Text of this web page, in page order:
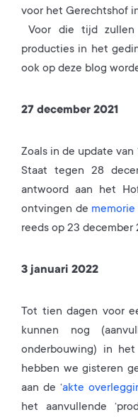
voor het Gerechtshof
Voor die tijd zullen
producties in het
ook op deze blog
27 december 2021
Zoals in de update van
Staat tegen 28
antwoord aan het
ontvingen de
reeds op 23 december
3 januari 2022
Tot tien dagen voor
kunnen nog
onderbouwing) in
hebben we gisteren
aan de ‘akte
het aanvullende